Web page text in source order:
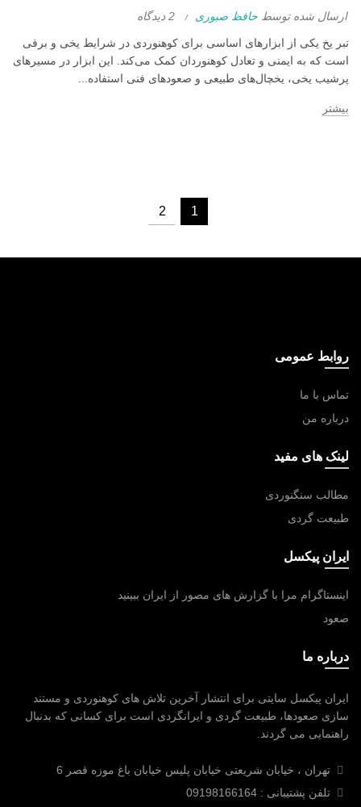
ارسال شده توسط حافظ صبوری 2 دیدگاه
تبر یخ یکی از ابزارهای اساسی برای کوهنوردی در شرایط یخی و برفی
است که به ایمنی و تعادل کوهنوردان کمک می‌کند. این ابزار در مسیرهای
پرشیب یخی، یخچال‌های طبیعی و صعودهای فنی استفاده...
بیشتر
1
2
روابط عمومی
تماس با ما
درباره من
لینک های مفید
مطالب سنگنوردی
طبیعت گردی
ایران پیکسل
اینستاگرام مرا با گزارش های مصور از ایران ببینید
صعود
درباره ما
ایران پیکسل سایتی برای انتشار آخرین تلاش های کوهنوردی و مستند
سازی صعودها، طبیعت گردی و ایرانگردی است برای کسانی که بدنبال
راهنمایی می گردند.
تهران ، خیابان شریعتی خیابان پلیس خیابان باغ موزه قصر 6
تلفن پشتیبانی : 09198166164